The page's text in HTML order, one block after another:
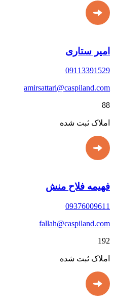
امیر ستاری
09113391529
amirsattari@caspiland.com
88
املاک ثبت شده
فهیمه فلاح منش
09376009611
fallah@caspiland.com
192
املاک ثبت شده